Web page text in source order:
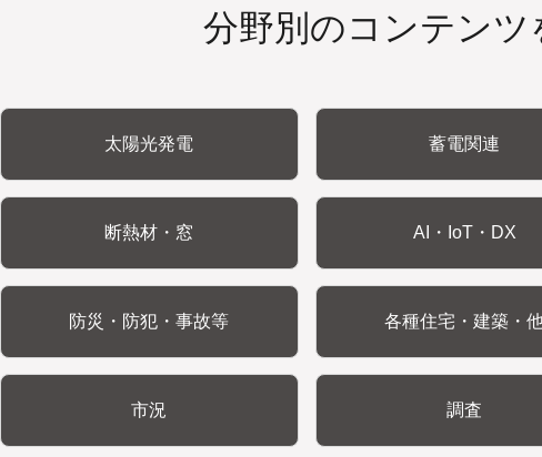
分野別のコンテン
太陽光発電 蓄電関連
断熱材・窓 AI・IoT・DX
防災・防犯・事故等 各種住宅・建築・
市況 調査